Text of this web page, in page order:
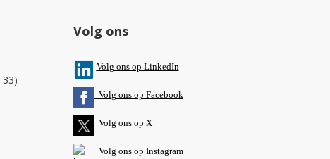
33)
Volg ons
Volg ons op LinkedIn
Volg ons op Facebook
Volg ons op X
Volg ons op Instagram